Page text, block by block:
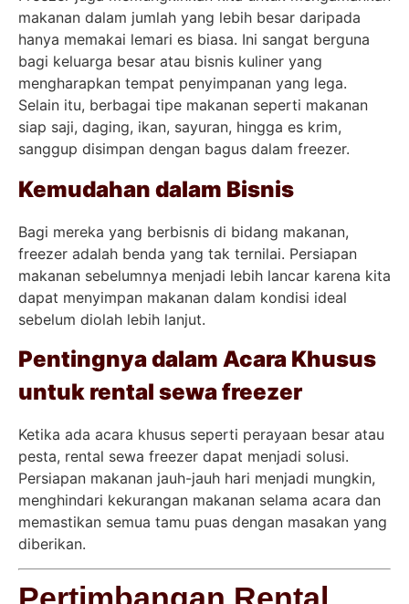
makanan dalam jumlah yang lebih besar daripada
hanya memakai lemari es biasa. Ini sangat berguna
bagi keluarga besar atau bisnis kuliner yang
mengharapkan tempat penyimpanan yang lega.
Selain itu, berbagai tipe makanan seperti makanan
siap saji, daging, ikan, sayuran, hingga es krim,
sanggup disimpan dengan bagus dalam freezer.
Kemudahan dalam Bisnis
Bagi mereka yang berbisnis di bidang makanan,
freezer adalah benda yang tak ternilai. Persiapan
makanan sebelumnya menjadi lebih lancar karena kita
dapat menyimpan makanan dalam kondisi ideal
sebelum diolah lebih lanjut.
Pentingnya dalam Acara Khusus
untuk rental sewa freezer
Ketika ada acara khusus seperti perayaan besar atau
pesta, rental sewa freezer dapat menjadi solusi.
Persiapan makanan jauh-jauh hari menjadi mungkin,
menghindari kekurangan makanan selama acara dan
memastikan semua tamu puas dengan masakan yang
diberikan.